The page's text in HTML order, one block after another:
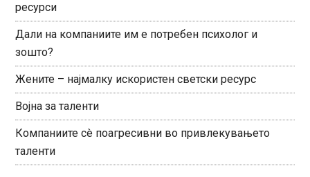
ресурси
Дали на компаниите им е потребен психолог и
зошто?
Жените – најмалку искористен светски ресурс
Војна за таленти
Компаниите сè поагресивни во привлекувањето
таленти